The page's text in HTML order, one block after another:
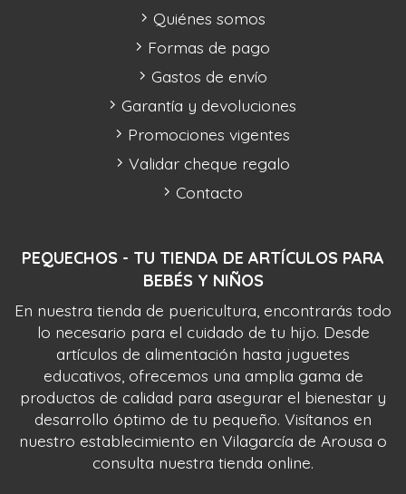
PEQUECHOS - TU TIENDA DE ARTÍCULOS PARA
BEBÉS Y NIÑOS
En nuestra tienda de puericultura, encontrarás todo
lo necesario para el cuidado de tu hijo. Desde
artículos de alimentación hasta juguetes
educativos, ofrecemos una amplia gama de
productos de calidad para asegurar el bienestar y
desarrollo óptimo de tu pequeño. Visítanos en
nuestro establecimiento en Vilagarcía de Arousa o
consulta nuestra tienda online.
Quiénes somos
Formas de pago
Gastos de envío
Garantía y devoluciones
Promociones vigentes
Validar cheque regalo
Contacto